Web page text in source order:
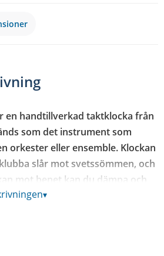
en handtillverkad taktklocka från
som det instrument som
orkester eller ensemble. Klockan
slår mot svetssömmen, och
mot benet kan du dämpa och
toner när klockan får
dämpade toner när du trycker
▾